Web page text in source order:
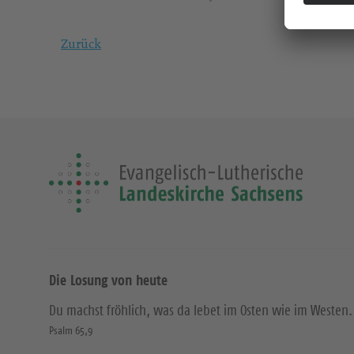
Zurück
Die Losung von heute
Du machst fröhlich, was da lebet im Osten wie im Westen.
Psalm 65,9